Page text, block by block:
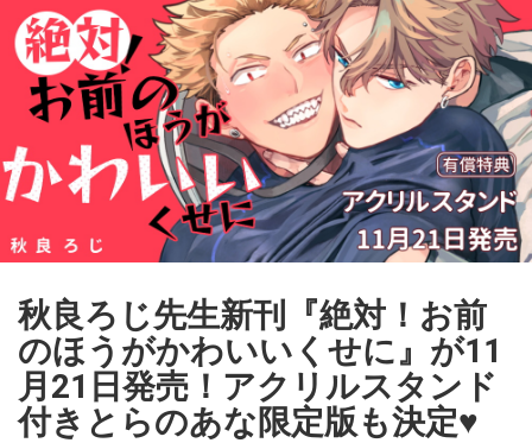
秋良ろじ先生新刊『絶対！お前
のほうがかわいいくせに』が11
月21日発売！アクリルスタンド
付きとらのあな限定版も決定♥